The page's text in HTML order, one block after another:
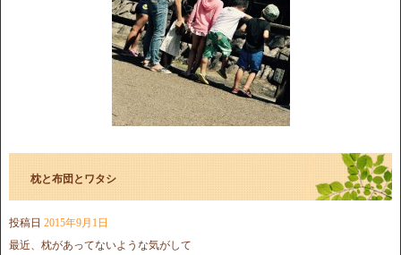
枕と布団とワタシ
投稿日 2015年9月1日
最近、枕があってないような気がして